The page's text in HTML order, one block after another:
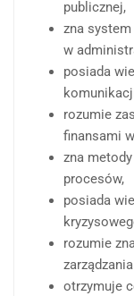
publicznej,
zna
w
posiada
rozumie
finansami
zna
procesów,
posiada
rozumie
otrzymuje